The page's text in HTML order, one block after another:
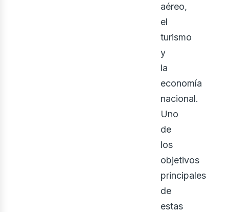
aéreo,
el
turismo
y
la
economía
nacional.
Uno
de
los
objetivos
principales
de
estas